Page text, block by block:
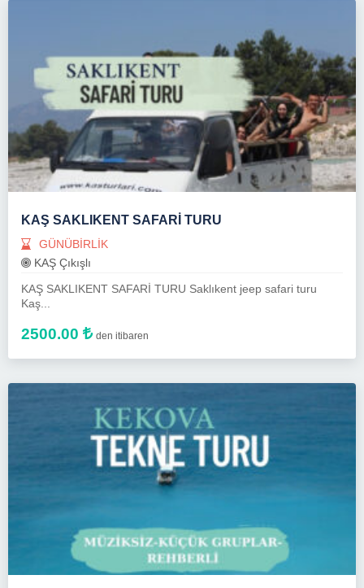
KAŞ SAKLIKENT SAFARİ TURU
GÜNÜBİRLİK
KAŞ Çıkışlı
KAŞ SAKLIKENT SAFARİ TURU Saklıkent jeep safari turu
Kaş...
2500.00 den itibaren